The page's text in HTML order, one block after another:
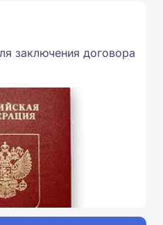
заключения договора